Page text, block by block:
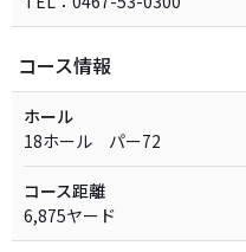
コース情報
ホール
18ホール パー72
コース距離
6,875ヤード